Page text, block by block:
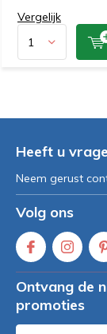
Vergelijk
Heeft u
Neem gerust
Volg ons
Ontvang de
promoties